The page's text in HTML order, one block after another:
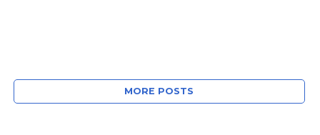
MORE POSTS